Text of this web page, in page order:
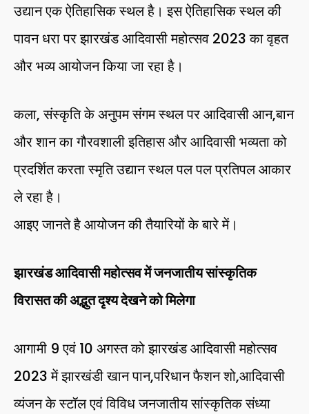
उद्यान एक ऐतिहासिक स्थल है। इस ऐतिहासिक स्थल की
पावन धरा पर झारखंड आदिवासी महोत्सव 2023 का वृहत
और भव्य आयोजन किया जा रहा है।
कला, संस्कृति के अनुपम संगम स्थल पर आदिवासी आन,बान
और शान का गौरवशाली इतिहास और आदिवासी भव्यता को
प्रदर्शित करता स्मृति उद्यान स्थल पल पल प्रतिपल आकार
ले रहा है।
आइए जानते है आयोजन की तैयारियों के बारे में।
झारखंड आदिवासी महोत्सव में जनजातीय सांस्कृतिक
विरासत की अद्भुत दृश्य देखने को मिलेगा
आगामी 9 एवं 10 अगस्त को झारखंड आदिवासी महोत्सव
2023 में झारखंडी खान पान,परिधान फैशन शो,आदिवासी
व्यंजन के स्टॉल एवं विविध जनजातीय सांस्कृतिक संध्या